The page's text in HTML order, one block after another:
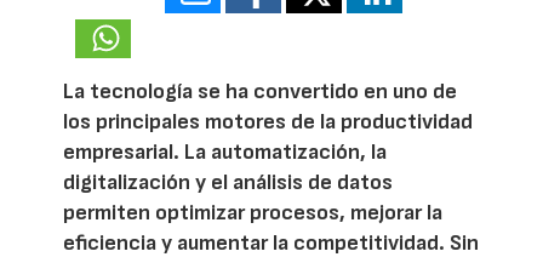
La tecnología se ha convertido en uno de
los principales motores de la productividad
empresarial. La automatización, la
digitalización y el análisis de datos
permiten optimizar procesos, mejorar la
eficiencia y aumentar la competitividad. Sin